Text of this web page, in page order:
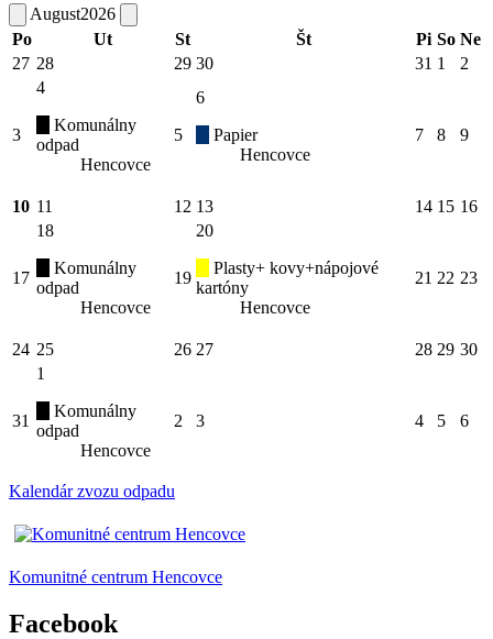
August2026
Po
Ut St Št Pi So Ne
27 28 29 30 31 1 2
3
4
Komunálny
odpad
Hencovce
5
6
Papier
Hencovce
7 8 9
10 11 12 13 14 15 16
17
18
Komunálny
odpad
Hencovce
19
20
Plasty+ kovy+nápojové
kartóny
Hencovce
21 22 23
24 25 26 27 28 29 30
31
1
Komunálny
odpad
Hencovce
2 3 4 5 6
Kalendár zvozu odpadu
Komunitné centrum Hencovce
Facebook